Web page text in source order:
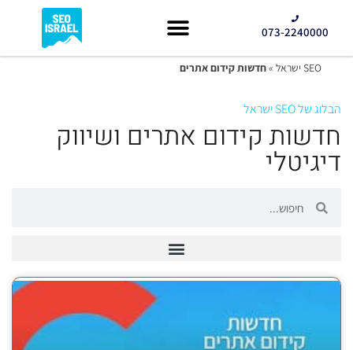
073-2240000
SEO ישראל »חדשות קידום אתרים
הבלוג של SEO ישראל
חדשות קידום אתרים ושיווק
דיגיטלי